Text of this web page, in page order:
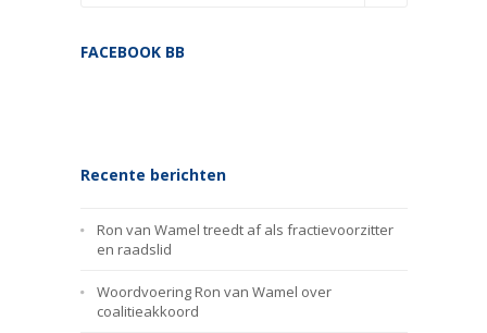
FACEBOOK BB
Recente berichten
Ron van Wamel treedt af als fractievoorzitter
en raadslid
Woordvoering Ron van Wamel over
coalitieakkoord